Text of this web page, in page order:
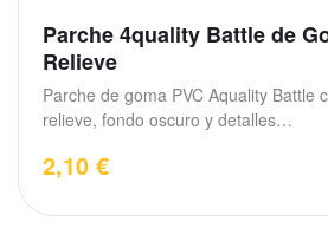
Parche 4quality Battle de
Relieve
Parche de goma PVC Aquality Battle
relieve, fondo oscuro y detalles…
2,10 €